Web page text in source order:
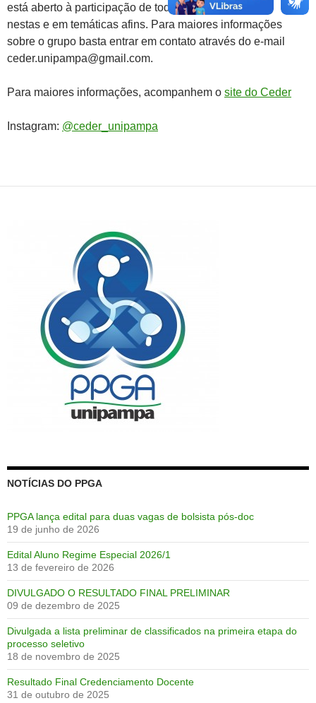
está aberto à participação de todos que têm interesse
nestas e em temáticas afins. Para maiores informações
sobre o grupo basta entrar em contato através do e-mail
ceder.unipampa@gmail.com.
Para maiores informações, acompanhem o site do Ceder
Instagram: @ceder_unipampa
NOTÍCIAS DO PPGA
PPGA lança edital para duas vagas de bolsista pós-doc
19 de junho de 2026
Edital Aluno Regime Especial 2026/1
13 de fevereiro de 2026
DIVULGADO O RESULTADO FINAL PRELIMINAR
09 de dezembro de 2025
Divulgada a lista preliminar de classificados na primeira etapa do
processo seletivo
18 de novembro de 2025
Resultado Final Credenciamento Docente
31 de outubro de 2025